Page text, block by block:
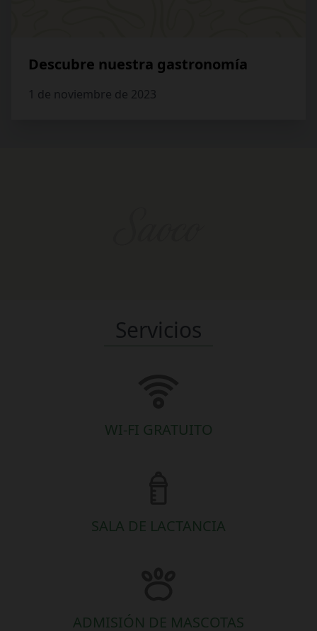
Descubre nuestra gastronomía
1 de noviembre de 2023
Servicios
WI-FI GRATUITO
SALA DE LACTANCIA
ADMISIÓN DE MASCOTAS